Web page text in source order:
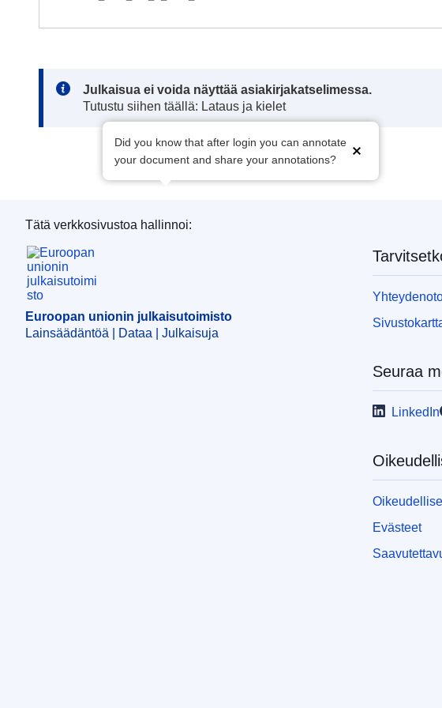
Note:
Julkaisua ei voida näyttää asiakirjakatselimessa.
Tutustu siihen täällä: Lataus ja kielet
Did you know that after login you can annotate
your document and share your annotations?
Euroopan unionin julkaisutoimisto
Tätä verkkosivustoa hallinnoi:
Euroopan unionin julkaisutoimisto
Lainsäädäntöä | Dataa | Julkaisuja
Seuraa
LinkedIn
Evästeet